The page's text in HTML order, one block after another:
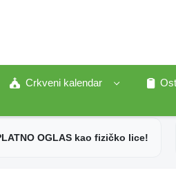
Crkveni kalendar
OGLAS kao fizičko lice!